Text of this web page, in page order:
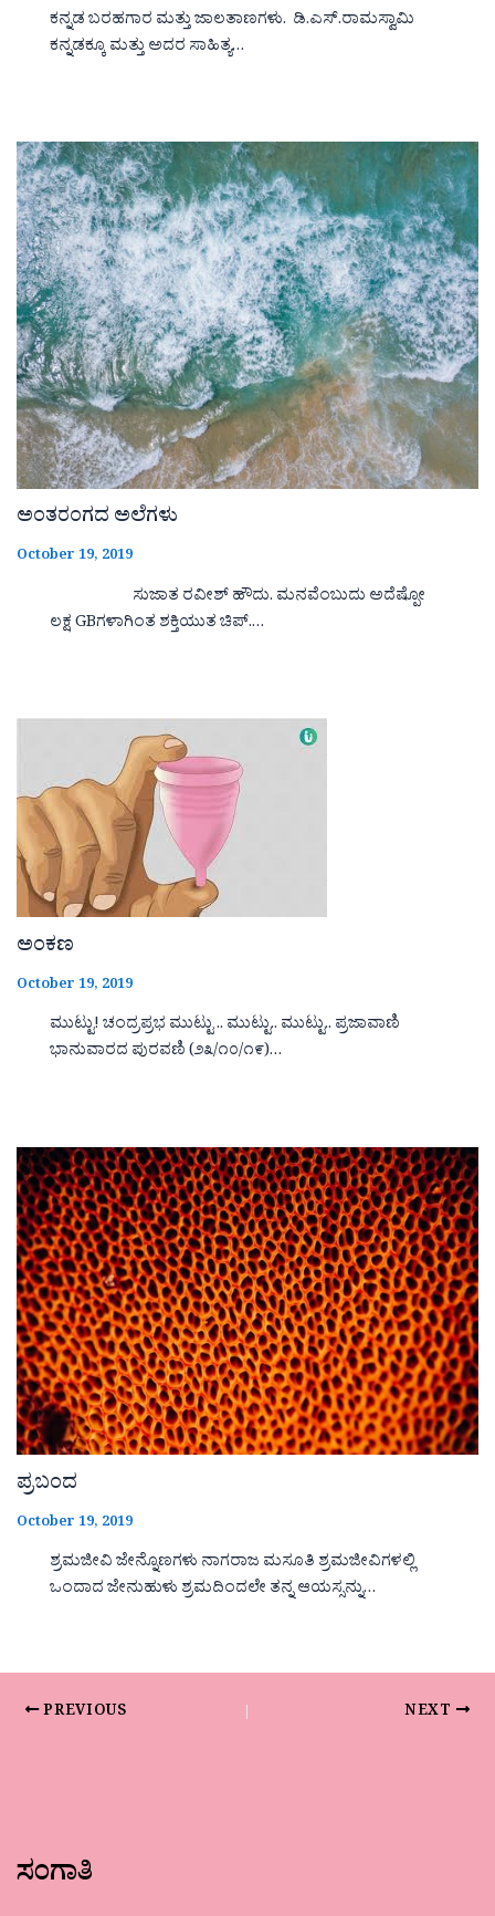
ಕನ್ನಡ ಬರಹಗಾರ ಮತ್ತು ಜಾಲತಾಣಗಳು. ಡಿ.ಎಸ್.ರಾಮಸ್ವಾಮಿ
ಕನ್ನಡಕ್ಕೂ ಮತ್ತು ಅದರ ಸಾಹಿತ್ಯ…
ಅಂತರಂಗದ ಅಲೆಗಳು
October 19, 2019
ಸುಜಾತ ರವೀಶ್ ಹೌದು. ಮನವೆಂಬುದು ಅದೆಷ್ಪೋ
ಲಕ್ಷ GBಗಳಾಗಿಂತ ಶಕ್ತಿಯುತ ಚಿಪ್.…
ಅಂಕಣ
October 19, 2019
ಮುಟ್ಟು! ಚಂದ್ರಪ್ರಭ ಮುಟ್ಟು .. ಮುಟ್ಟು.. ಮುಟ್ಟು.. ಪ್ರಜಾವಾಣಿ
ಭಾನುವಾರದ ಪುರವಣಿ (೨೩/೧೦/೧೯)…
ಪ್ರಬಂದ
October 19, 2019
ಶ್ರಮಜೀವಿ ಜೇನ್ನೊಣಗಳು ನಾಗರಾಜ ಮಸೂತಿ ಶ್ರಮಜೀವಿಗಳಲ್ಲಿ
ಒಂದಾದ ಜೇನುಹುಳು ಶ್ರಮದಿಂದಲೇ ತನ್ನ ಆಯಸ್ಸನ್ನು…
PREVIOUS NEXT
ಸಂಗಾತಿ